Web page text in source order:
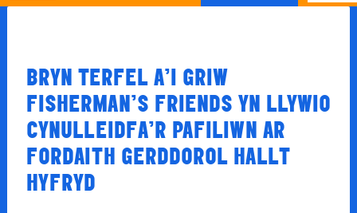
BRYN TERFEL A’I GRIW
FISHERMAN’S FRIENDS YN LLYWIO
CYNULLEIDFA’R PAFILIWN AR
FORDAITH GERDDOROL HALLT
HYFRYD